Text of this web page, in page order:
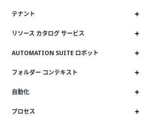
テナント
リソース カタログ サービス
AUTOMATION SUITE ロボット
フォルダー コンテキスト
自動化
プロセス